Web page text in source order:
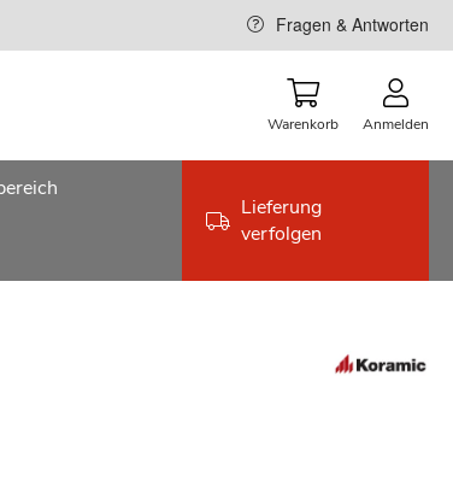
Fragen & Antworten
Warenkorb Anmelden
Lieferung
verfolgen